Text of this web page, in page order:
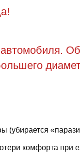
(убирается
комфорта при